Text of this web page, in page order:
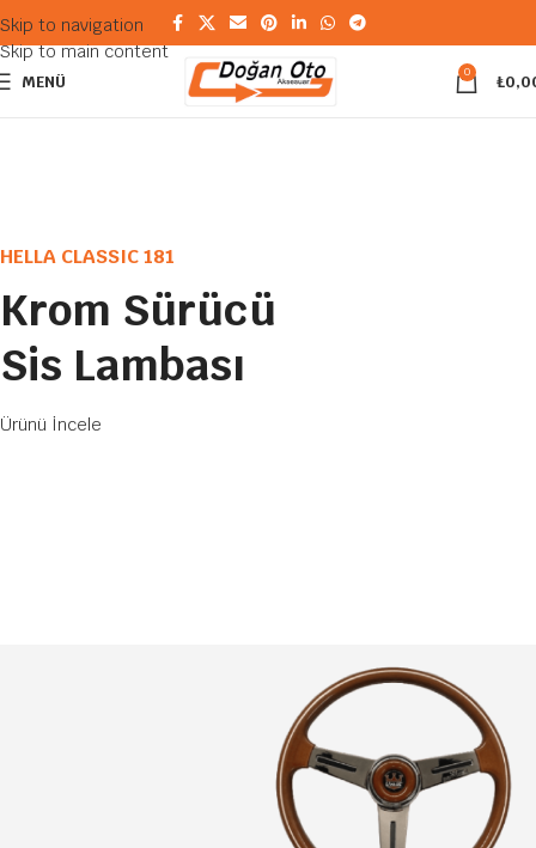
Skip to navigation
Skip to main content
MENÜ 0 ₺
HELLA CLASSIC 181
Krom Sürücü
Sis Lambası
Ürünü İncele